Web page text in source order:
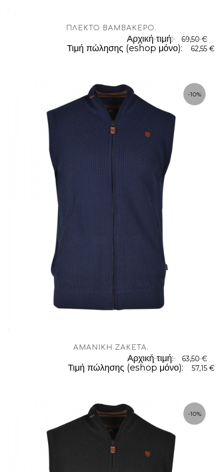
.
ΠΛΕΚΤΌ ΒΑΜΒΑΚΕΡΌ .
Αρχική τιμή: 69,50 €
Τιμή πώλησης (eshop μόνο): 62,55 €
-10%
.
ΑΜΆΝΙΚΗ ΖΑΚΈΤΑ.
Αρχική τιμή: 63,50 €
Τιμή πώλησης (eshop μόνο): 57,15 €
-10%